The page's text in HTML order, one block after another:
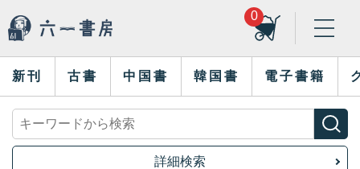
0
新刊 古書 中国書 韓国書 電子書籍
詳細検索